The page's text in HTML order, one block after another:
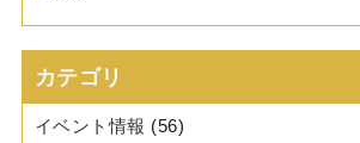
カテゴリ
イベント情報 (56)